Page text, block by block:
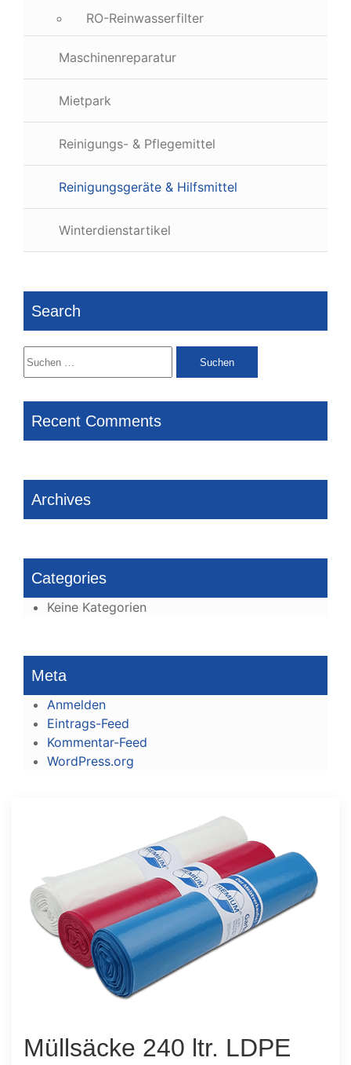
RO-Reinwasserfilter
Maschinenreparatur
Mietpark
Reinigungs- & Pflegemittel
Reinigungsgeräte & Hilfsmittel
Winterdienstartikel
Search
Suchen
nach:
Recent Comments
Archives
Categories
Keine Kategorien
Meta
Anmelden
Eintrags-Feed
Kommentar-Feed
WordPress.org
Müllsäcke 240 ltr. LDPE